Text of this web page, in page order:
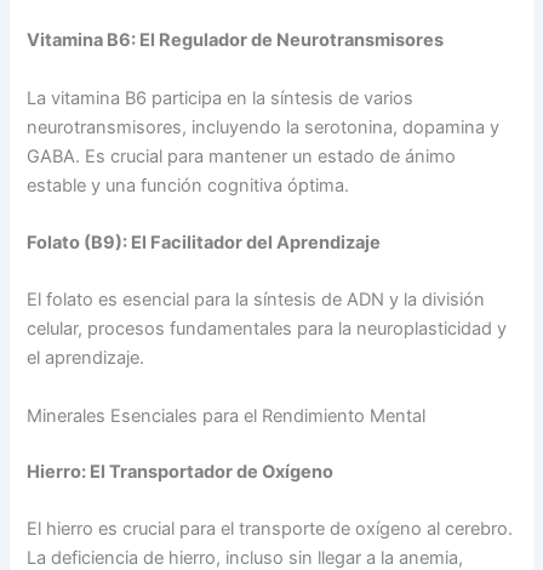
Vitamina B6: El Regulador de Neurotransmisores
La vitamina B6 participa en la síntesis de varios
neurotransmisores, incluyendo la serotonina, dopamina y
GABA. Es crucial para mantener un estado de ánimo
estable y una función cognitiva óptima.
Folato (B9): El Facilitador del Aprendizaje
El folato es esencial para la síntesis de ADN y la división
celular, procesos fundamentales para la neuroplasticidad y
el aprendizaje.
Minerales Esenciales para el Rendimiento Mental
Hierro: El Transportador de Oxígeno
El hierro es crucial para el transporte de oxígeno al cerebro.
La deficiencia de hierro, incluso sin llegar a la anemia,